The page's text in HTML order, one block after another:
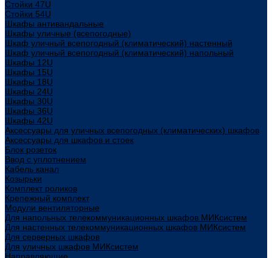
Стойки 47U
Стойки 54U
Шкафы антивандальные
Шкафы уличные (всепогодные)
Шкаф уличный всепогодный (климатический) настенный
Шкаф уличный всепогодный (климатический) напольный
Шкафы 12U
Шкафы 15U
Шкафы 18U
Шкафы 24U
Шкафы 30U
Шкафы 36U
Шкафы 42U
Аксессуары для уличных всепогодных (климатических) шкафов
Аксессуары для шкафов и стоек
Блок розеток
Ввод с уплотнением
Кабель канал
Козырьки
Комплект роликов
Крепежный комплект
Модули вентиляторные
Для напольных телекоммуникационных шкафов МИКсистем
Для настенных телекоммуникационных шкафов МИКсистем
Для серверных шкафов
Для уличных шкафов МИКсистем